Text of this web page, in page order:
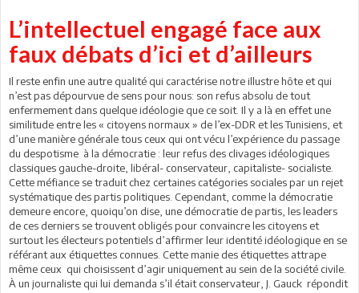
L’intellectuel engagé face aux
faux débats d’ici et d’ailleurs
Il reste enfin une autre qualité qui caractérise notre illustre hôte et qui
n’est pas dépourvue de sens pour nous: son refus absolu de tout
enfermement dans quelque idéologie que ce soit. Il y a là en effet une
similitude entre les « citoyens normaux » de l’ex-DDR et les Tunisiens, et
d’une manière générale tous ceux qui ont vécu l’expérience du passage
du despotisme à la démocratie : leur refus des clivages idéologiques
classiques gauche-droite, libéral- conservateur, capitaliste- socialiste.
Cette méfiance se traduit chez certaines catégories sociales par un rejet
systématique des partis politiques. Cependant, comme la démocratie
demeure encore, quoiqu’on dise, une démocratie de partis, les leaders
de ces derniers se trouvent obligés pour convaincre les citoyens et
surtout les électeurs potentiels d’affirmer leur identité idéologique en se
référant aux étiquettes connues. Cette manie des étiquettes attrape
même ceux qui choisissent d’agir uniquement au sein de la société civile.
À un journaliste qui lui demanda s’il était conservateur, J. Gauck répondit